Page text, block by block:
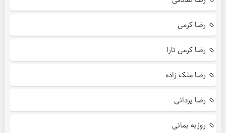
رضا کرمی
رضا کرمی تارا
رضا ملک زاده
رضا یزدانی
روزبه بمانی